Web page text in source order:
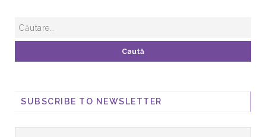
SUBSCRIBE TO NEWSLETTER